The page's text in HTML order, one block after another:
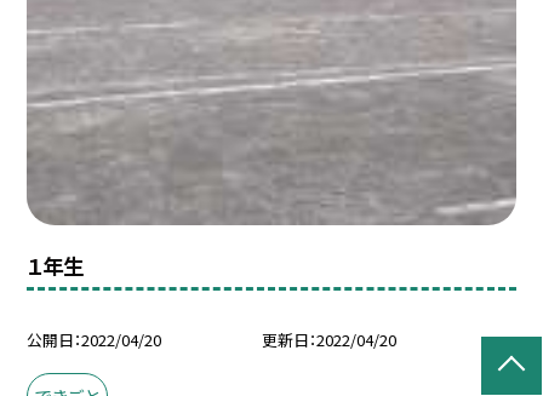
１年生
公開日 2022/04/20 更新日 2022/04/20